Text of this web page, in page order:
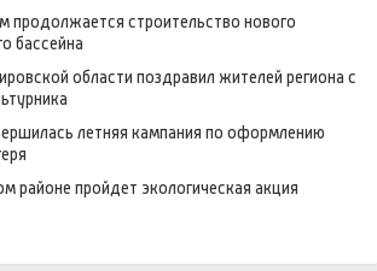
продолжается строительство нового
бассейна
области поздравил жителей региона с
летняя кампания по оформлению
районе пройдет экологическая акция